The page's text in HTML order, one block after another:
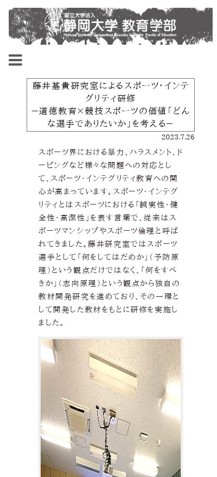
藤井基貴研究室によるスポーツ・インテ
グリティ研修
－道徳教育×競技スポーツの価値「どん
な選手でありたいか」を考える－
2023.7.26
スポーツ界における暴力、ハラスメント、ド
ーピングなど様々な問題への対応とし
て、スポーツ・インテグリティ教育への関
心が高まっています。スポーツ・インテグ
リティとはスポーツにおける「誠実性・健
全性・高潔性」を表す言葉で、従来はス
ポーツマンシップやスポーツ倫理と呼ば
れてきました。藤井研究室ではスポーツ
選手として「何をしてはだめか」（予防原
理）という観点だけではなく、「何をすべ
きか」（志向原理）という観点から独自の
教材開発研究を進めており、その一環と
して開発した教材をもとに研修を実施し
ました。